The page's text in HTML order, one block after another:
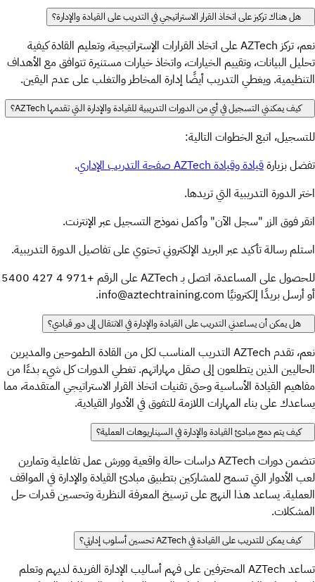
هل هناك تركيز على اتخاذ القرار الاستراتيجي في التدريب على القيادة والإدارة؟
نعم، تركز AZTech على اتخاذ القرارات الإستراتيجية، وتعليم القادة كيفية
تحليل البيانات، وتقييم الخيارات، واتخاذ خيارات مستنيرة تتوافق مع الأهداف
التنظيمية. ويغطي التدريب أيضًا إدارة المخاطر والتغلب على عدم اليقين.
كيف يمكنني التسجيل في أي من الدورات التدريبية للقيادة والإدارة التي تقدمها AZTech؟
للتسجيل، اتبع الخطوات التالية:
تفضل بزيارةقيادة وقيادة AZTech صفحة التدريب الإداري
.
اختر الدورة التدريبية التي تريدها.
انقر فوق الزر "سجل الآن" وأكمل نموذج التسجيل عبر الإنترنت.
استلم رسالة تأكيد عبر البريد الإلكتروني تحتوي على تفاصيل الدورة التدريبية.
للحصول على المساعدة، اتصل بـ AZTech على الرقم +971 4 427 5400
أو أرسل بريدًا إلكترونيًا info@aztechtraining.com.
هل يمكن أن يساعدني التدريب على القيادة والإدارة في الانتقال إلى دور قيادي؟
نعم، تقدم AZTech التدريب المناسب لكل من القادة الطموحين والمديرين
الحاليين الذين يتطلعون إلى صقل مهاراتهم. تغطي الدورات كل شيء بدءًا من
مفاهيم القيادة الأساسية وحتى تقنيات اتخاذ القرار الاستراتيجي المتقدمة، مما
يساعدك على بناء المهارات اللازمة للتفوق في الأدوار القيادية.
كيف يتم دمج مبادئ القيادة والإدارة في السيناريوهات العملية؟
تتضمن دورات AZTech دراسات حالة واقعية وورش عمل تفاعلية وتمارين
لعب الأدوار التي تسمح للمشاركين بتطبيق مبادئ القيادة والإدارة في المواقف
العملية. يساعد هذا النهج على ترسيخ المعرفة النظرية وتحسين قدرات حل
المشكلات.
كيف يمكن للتدريب على القيادة في AZTech تحسين أسلوب إدارتي؟
تساعد AZTech المحترفين على فهم أساليب الإدارة الفريدة لديهم وتعلم